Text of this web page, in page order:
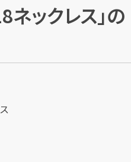
ネックレス」の